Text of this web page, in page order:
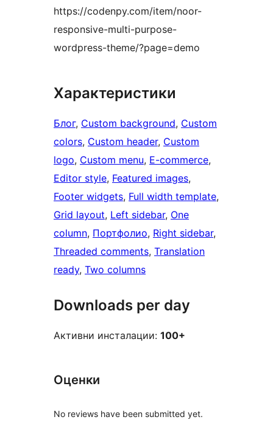
https://codenpy.com/item/noor-
responsive-multi-purpose-
wordpress-theme/?page=demo
Характеристики
Блог, Custom background, Custom
colors, Custom header, Custom
logo, Custom menu, E-commerce
Editor style, Featured images
Footer widgets, Full width template
Grid layout, Left sidebar, One
column, Портфолио, Right sidebar
Threaded comments, Translation
ready, Two columns
Downloads per day
Активни инсталации: 100+
Оценки
No reviews have been submitted yet.